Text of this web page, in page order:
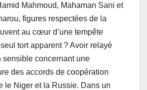
Mahmoud, Mahaman Sani et
figures respectées de la
au cœur d’une tempête
tort apparent ? Avoir relayé
sensible concernant une
des accords de coopération
le Niger et la Russie. Dans un